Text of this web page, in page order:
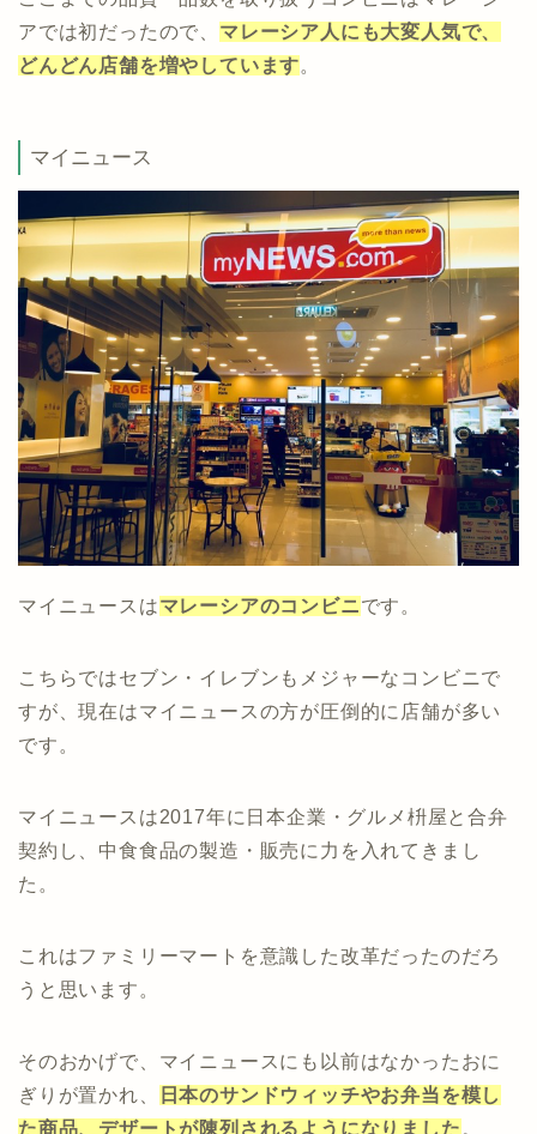
アでは初だったので、 マレーシア人にも大変人気で、
どんどん店舗を増やしています。
マイニュース
マイニュースはマレーシアのコンビニです。
こちらではセブン・イレブンもメジャーなコンビニで
すが、現在はマイニュースの方が圧倒的に店舗が多い
です。
マイニュースは2017年に日本企業・グルメ枡屋と合弁
契約し、中食食品の製造・販売に力を入れてきまし
た。
これはファミリーマートを意識した改革だったのだろ
うと思います。
そのおかげで、マイニュースにも以前はなかったおに
ぎりが置かれ、
日本のサンドウィッチやお弁当を模し
た商品、デザートが陳列されるようになりました 。